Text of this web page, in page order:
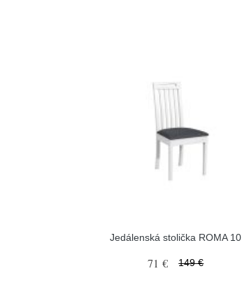
Jedálenská stolička ROMA 10
71 € 149 €